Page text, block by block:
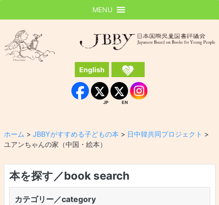
JBBY
English
Facebook
JP
JP
EN
EN Instagram
MENU
ホーム > JBBYがすすめる子どもの本 > 日中韓共同プロジェクト >
ユアンちゃんの家（中国・絵本）
本を探す／book search
カテゴリー／category